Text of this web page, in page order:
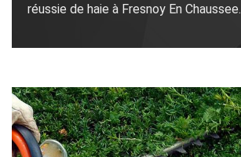
réussie de haie à Fresnoy En Chaussee.